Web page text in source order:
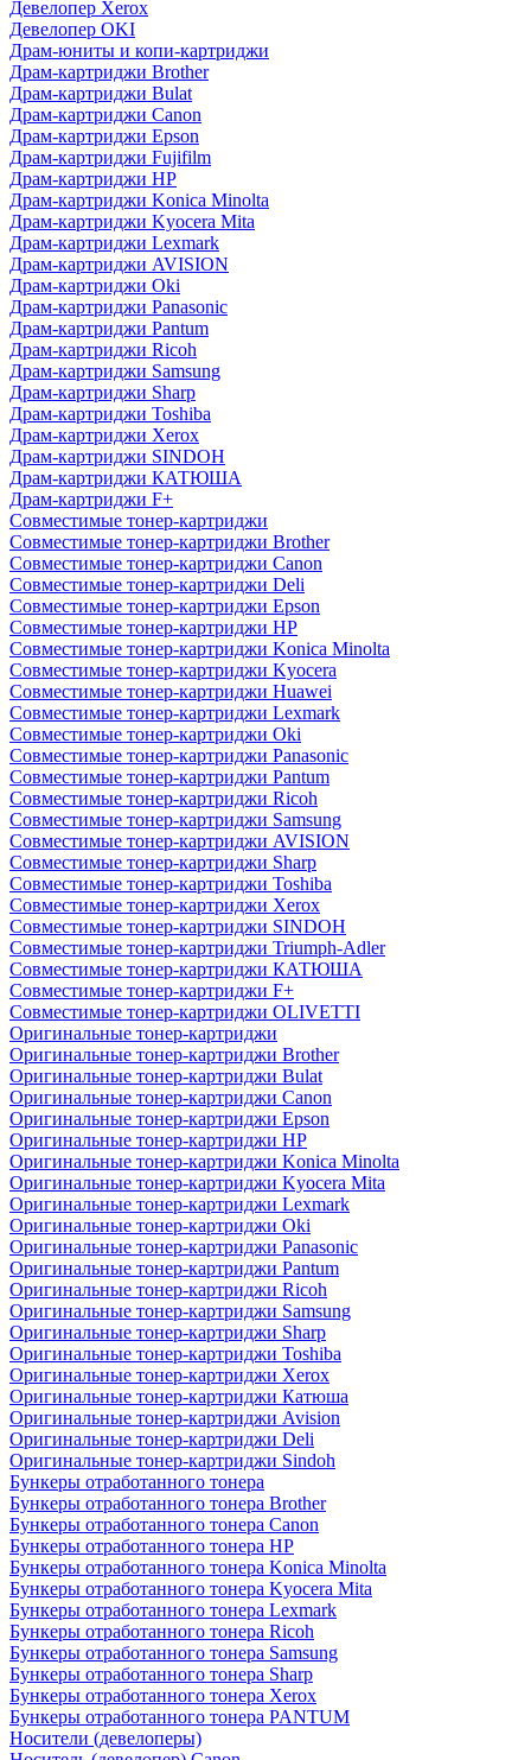
Девелопер Xerox
Девелопер OKI
Драм-юниты и копи-картриджи
Драм-картриджи Brother
Драм-картриджи Bulat
Драм-картриджи Canon
Драм-картриджи Epson
Драм-картриджи Fujifilm
Драм-картриджи HP
Драм-картриджи Konica Minolta
Драм-картриджи Kyocera Mita
Драм-картриджи Lexmark
Драм-картриджи AVISION
Драм-картриджи Oki
Драм-картриджи Panasonic
Драм-картриджи Pantum
Драм-картриджи Ricoh
Драм-картриджи Samsung
Драм-картриджи Sharp
Драм-картриджи Toshiba
Драм-картриджи Xerox
Драм-картриджи SINDOH
Драм-картриджи КАТЮША
Драм-картриджи F+
Совместимые тонер-картриджи
Совместимые тонер-картриджи Brother
Совместимые тонер-картриджи Canon
Совместимые тонер-картриджи Deli
Совместимые тонер-картриджи Epson
Совместимые тонер-картриджи HP
Совместимые тонер-картриджи Konica Minolta
Совместимые тонер-картриджи Kyocera
Совместимые тонер-картриджи Huawei
Совместимые тонер-картриджи Lexmark
Совместимые тонер-картриджи Oki
Совместимые тонер-картриджи Panasonic
Совместимые тонер-картриджи Pantum
Совместимые тонер-картриджи Ricoh
Совместимые тонер-картриджи Samsung
Совместимые тонер-картриджи AVISION
Совместимые тонер-картриджи Sharp
Совместимые тонер-картриджи Toshiba
Совместимые тонер-картриджи Xerox
Совместимые тонер-картриджи SINDOH
Совместимые тонер-картриджи Triumph-Adler
Совместимые тонер-картриджи КАТЮША
Совместимые тонер-картриджи F+
Совместимые тонер-картриджи OLIVETTI
Оригинальные тонер-картриджи
Оригинальные тонер-картриджи Brother
Оригинальные тонер-картриджи Bulat
Оригинальные тонер-картриджи Canon
Оригинальные тонер-картриджи Epson
Оригинальные тонер-картриджи HP
Оригинальные тонер-картриджи Konica Minolta
Оригинальные тонер-картриджи Kyocera Mita
Оригинальные тонер-картриджи Lexmark
Оригинальные тонер-картриджи Oki
Оригинальные тонер-картриджи Panasonic
Оригинальные тонер-картриджи Pantum
Оригинальные тонер-картриджи Ricoh
Оригинальные тонер-картриджи Samsung
Оригинальные тонер-картриджи Sharp
Оригинальные тонер-картриджи Toshiba
Оригинальные тонер-картриджи Xerox
Оригинальные тонер-картриджи Катюша
Оригинальные тонер-картриджи Avision
Оригинальные тонер-картриджи Deli
Оригинальные тонер-картриджи Sindoh
Бункеры отработанного тонера
Бункеры отработанного тонера Brother
Бункеры отработанного тонера Canon
Бункеры отработанного тонера HP
Бункеры отработанного тонера Konica Minolta
Бункеры отработанного тонера Kyocera Mita
Бункеры отработанного тонера Lexmark
Бункеры отработанного тонера Ricoh
Бункеры отработанного тонера Samsung
Бункеры отработанного тонера Sharp
Бункеры отработанного тонера Xerox
Бункеры отработанного тонера PANTUM
Носители (девелоперы)